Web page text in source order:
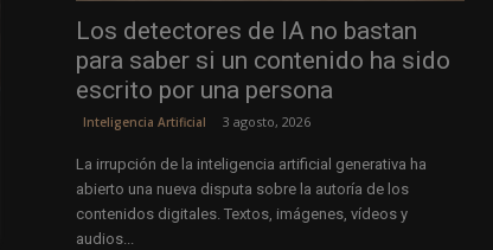
Los detectores de IA no bastan
para saber si un contenido ha sido
escrito por una persona
Inteligencia Artificial 3 agosto, 2026
La irrupción de la inteligencia artificial generativa ha
abierto una nueva disputa sobre la autoría de los
contenidos digitales. Textos, imágenes, vídeos y
audios...